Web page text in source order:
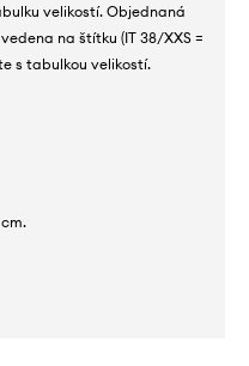
velikostí. Objednaná
na štítku (IT 38/XXS =
s tabulkou velikostí.